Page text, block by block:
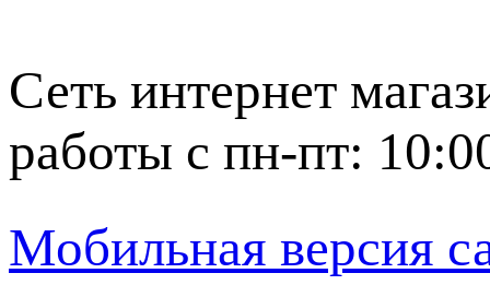
Сеть интернет
работы с пн-пт:
Мобильная версия